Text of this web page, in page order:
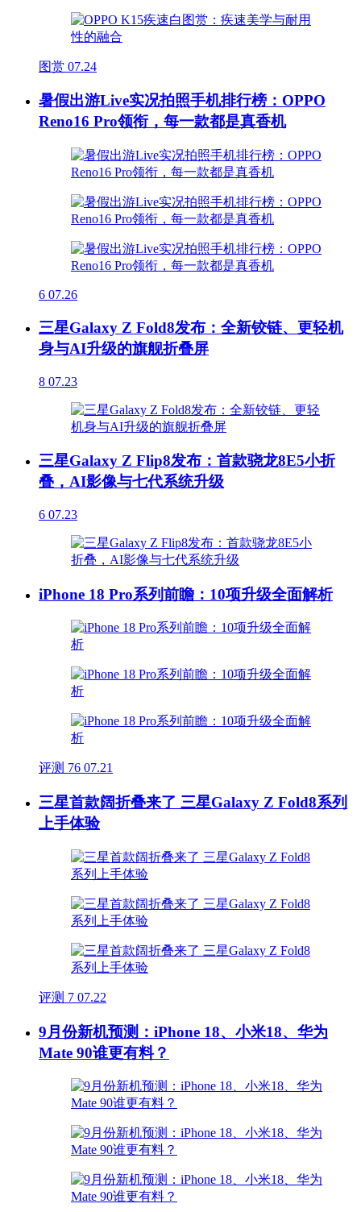
图赏 07.24
暑假出游Live实况拍照手机排行榜：OPPO
Reno16 Pro领衔，每一款都是真香机
6 07.26
三星Galaxy Z Fold8发布：全新铰链、更轻机
身与AI升级的旗舰折叠屏
8 07.23
三星Galaxy Z Flip8发布：首款骁龙8E5小折
叠，AI影像与七代系统升级
6 07.23
iPhone 18 Pro系列前瞻：10项升级全面解析
评测 76 07.21
三星首款阔折叠来了 三星Galaxy Z Fold8系列
上手体验
评测 7 07.22
9月份新机预测：iPhone 18、小米18、华为
Mate 90谁更有料？